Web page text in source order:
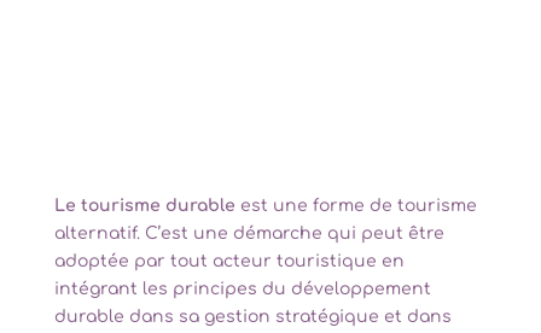
Le tourisme durable est une forme de tourisme
alternatif. C’est une démarche qui peut être
adoptée par tout acteur touristique en
intégrant les principes du développement
durable dans sa gestion stratégique et dans